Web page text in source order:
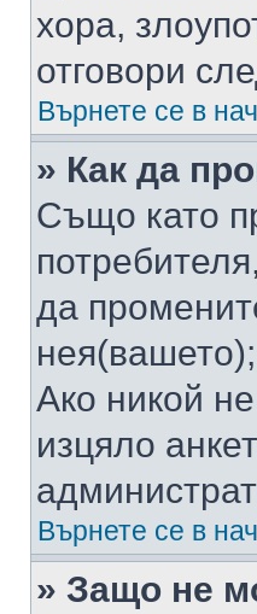
хора,
отговори
Върнете се в
» Как да
Също като
да
Ако никой
изцяло
Върнете се в
» Защо не